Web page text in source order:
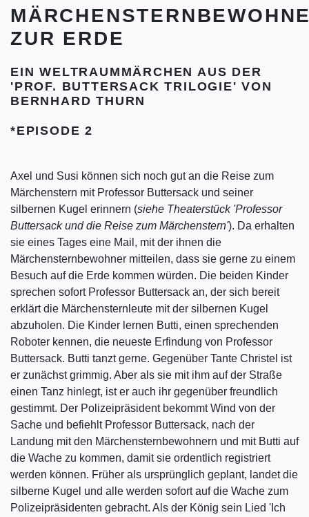
ZUR ERDE
EIN WELTRAUMMÄRCHEN AUS DER
'PROF. BUTTERSACK TRILOGIE' VON
BERNHARD THURN
*EPISODE 2
Axel und Susi können sich noch gut an die Reise zum
Märchenstern mit Professor Buttersack und seiner
silbernen Kugel erinnern (siehe Theaterstück 'Professor
Buttersack und die Reise zum Märchenstern'). Da erhalten
sie eines Tages eine Mail, mit der ihnen die
Märchensternbewohner mitteilen, dass sie gerne zu einem
Besuch auf die Erde kommen würden. Die beiden Kinder
sprechen sofort Professor Buttersack an, der sich bereit
erklärt die Märchensternleute mit der silbernen Kugel
abzuholen. Die Kinder lernen Butti, einen sprechenden
Roboter kennen, die neueste Erfindung von Professor
Buttersack. Butti tanzt gerne. Gegenüber Tante Christel ist
er zunächst grimmig. Aber als sie mit ihm auf der Straße
einen Tanz hinlegt, ist er auch ihr gegenüber freundlich
gestimmt. Der Polizeipräsident bekommt Wind von der
Sache und befiehlt Professor Buttersack, nach der
Landung mit den Märchensternbewohnern und mit Butti auf
die Wache zu kommen, damit sie ordentlich registriert
werden können. Früher als ursprünglich geplant, landet die
silberne Kugel und alle werden sofort auf die Wache zum
Polizeipräsidenten gebracht. Als der König sein Lied 'Ich